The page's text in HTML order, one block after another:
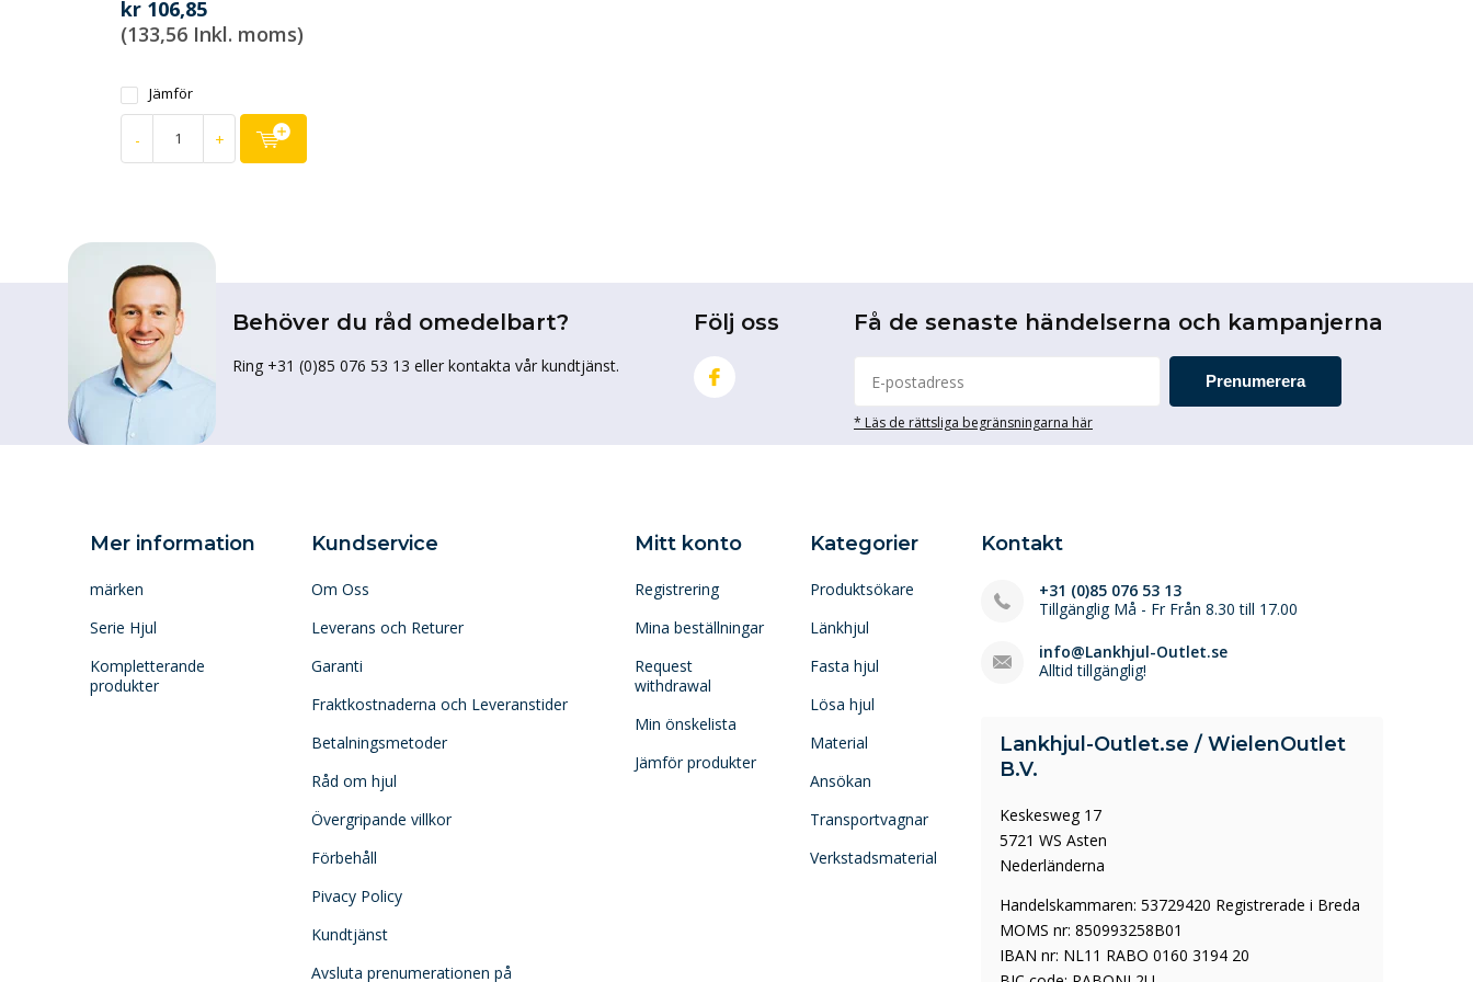
kr 106,85
(133,56 Inkl. moms)
Jämför
- +
Behöver du råd omedelbart?
Ring +31 (0)85 076 53 13 eller kontakta vår kundtjänst.
Följ oss Få de senaste händelserna och kampanjerna
Prenumerera
* Läs de rättsliga begränsningarna här
Mer information
märken
Serie Hjul
Kompletterande
produkter
Kundservice
Om Oss
Leverans och Returer
Garanti
Fraktkostnaderna och Leveranstider
Betalningsmetoder
Råd om hjul
Övergripande villkor
Förbehåll
Pivacy Policy
Kundtjänst
Avsluta prenumerationen på
Mitt konto
Registrering
Mina beställningar
Request
withdrawal
Min önskelista
Jämför produkter
Kategorier
Produktsökare
Länkhjul
Fasta hjul
Lösa hjul
Material
Ansökan
Transportvagnar
Verkstadsmaterial
Kontakt
+31 (0)85 076 53 13
Tillgänglig Må - Fr Från 8.30 till 17.00
info@Lankhjul-Outlet.se
Alltid tillgänglig!
Lankhjul-Outlet.se / WielenOutlet
B.V.
Keskesweg 17
5721 WS Asten
Nederländerna
Handelskammaren: 53729420 Registrerade i Breda
MOMS nr: 850993258B01
IBAN nr: NL11 RABO 0160 3194 20